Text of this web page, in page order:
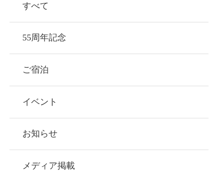
すべて
55周年記念
ご宿泊
イベント
お知らせ
メディア掲載